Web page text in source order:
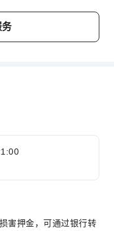
务
害押金，可通过银行转